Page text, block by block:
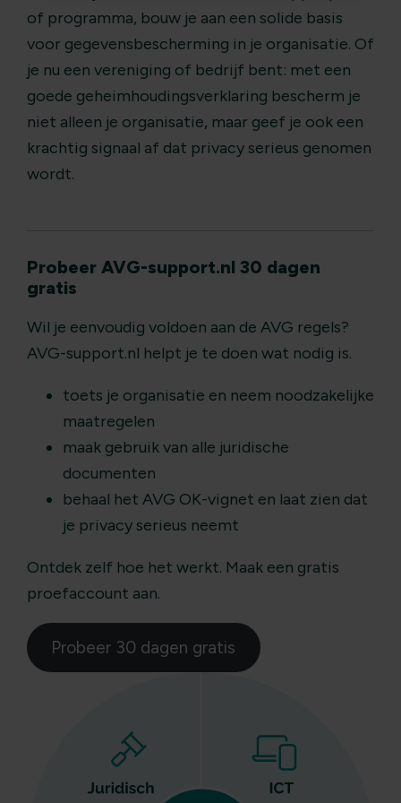
of programma, bouw je aan een solide basis
voor gegevensbescherming in je organisatie. Of
je nu een vereniging of bedrijf bent: met een
goede geheimhoudingsverklaring bescherm je
niet alleen je organisatie, maar geef je ook een
krachtig signaal af dat privacy serieus genomen
wordt.
Probeer AVG-support.nl 30 dagen
gratis
Wil je eenvoudig voldoen aan de AVG regels?
AVG-support.nl helpt je te doen wat nodig is.
toets je organisatie en neem noodzakelijke
maatregelen
maak gebruik van alle juridische
documenten
behaal het AVG OK-vignet en laat zien dat
je privacy serieus neemt
Ontdek zelf hoe het werkt. Maak een gratis
proefaccount aan.
Probeer 30 dagen gratis